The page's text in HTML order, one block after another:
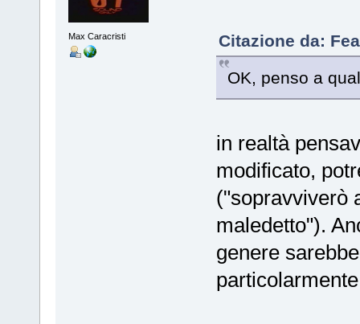
Max Caracristi
Citazione da:
OK, penso a
in realtà
modificato,
("sopravviverò
maledetto").
genere